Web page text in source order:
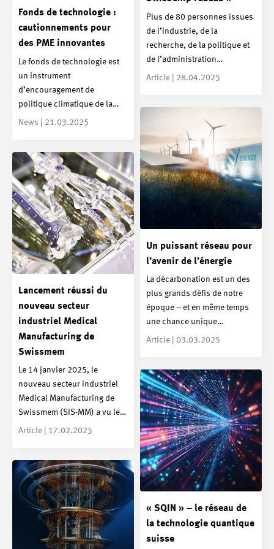
Plus de 80 personnes issues
de l’industrie, de la
recherche, de la politique et
de l’administration…
Article | 28.04.2025
Fonds de technologie :
cautionnements pour
des PME innovantes
Le fonds de technologie est
un instrument
d’encouragement de
politique climatique de la…
News | 21.03.2025
Un puissant réseau pour
l’avenir de l’énergie
La décarbonation est un des
plus grands défis de notre
époque – et en même temps
une chance unique…
Article | 03.03.2025
Lancement réussi du
nouveau secteur
industriel Medical
Manufacturing de
Swissmem
Le 14 janvier 2025, le
nouveau secteur industriel
Medical Manufacturing de
Swissmem (SIS-MM) a vu le…
Article | 17.02.2025
« SQIN » – le réseau de
la technologie quantique
suisse